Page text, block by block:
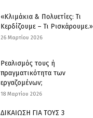
«Κλιμάκια & Πολυετίες: Τι
Κερδίζουμε – Τι Ρισκάρουμε.»
26 Μαρτίου 2026
Ρεαλισμός τους ή
πραγματικότητα των
εργαζομένων;
18 Μαρτίου 2026
ΔΙΚΑΙΩΣΗ ΓΙΑ ΤΟΥΣ 3